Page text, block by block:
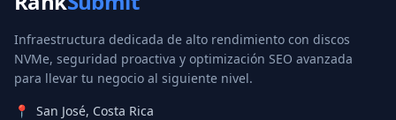
Infraestructura dedicada de alto rendimiento con discos
NVMe, seguridad proactiva y optimización SEO avanzada
para llevar tu negocio al siguiente nivel.
📍
San José, Costa Rica